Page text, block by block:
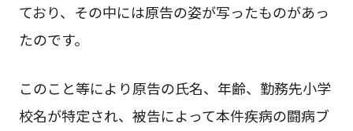
ており、その中には原告の姿が写ったものがあっ
たのです。
このこと等により原告の氏名、年齢、勤務先小学
校名が特定され、被告によって本件疾病の闘病ブ